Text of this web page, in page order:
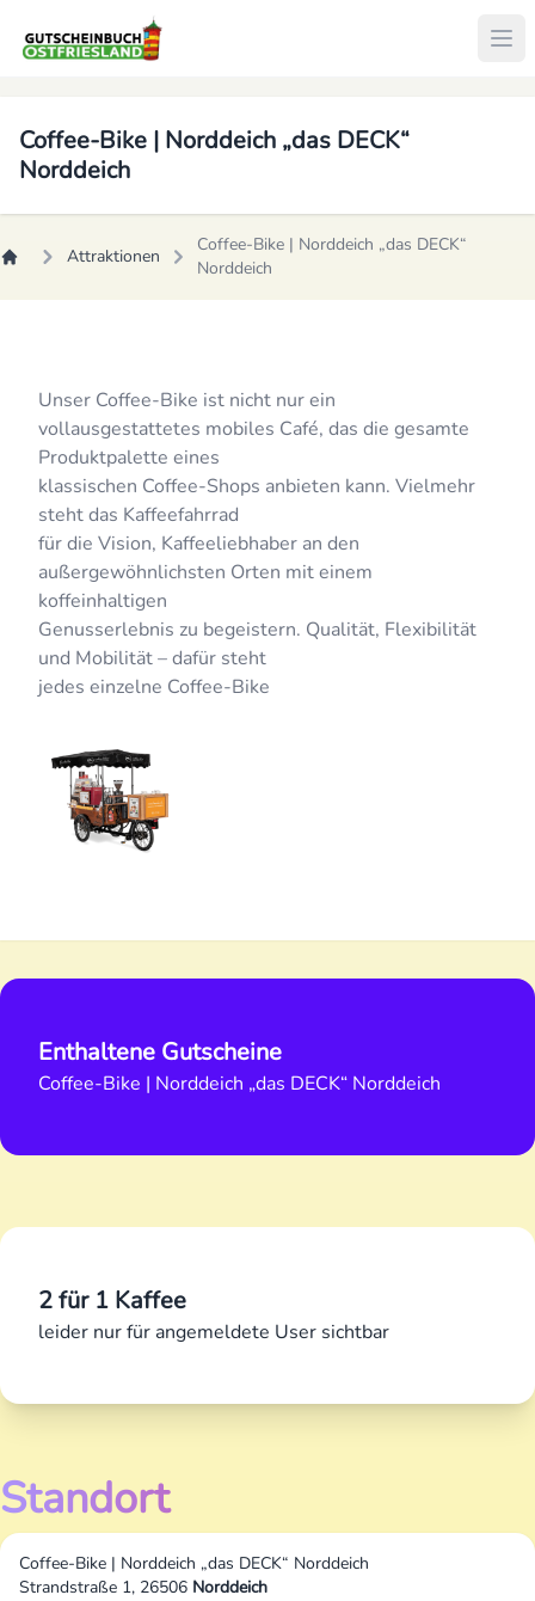
Coffee-Bike | Norddeich „das DECK“
Norddeich
Attraktionen
Coffee-Bike | Norddeich „das DECK“
Norddeich
Unser Coffee-Bike ist nicht nur ein
vollausgestattetes mobiles Café, das die gesamte
Produktpalette eines
klassischen Coffee-Shops anbieten kann. Vielmehr
steht das Kaffeefahrrad
für die Vision, Kaffeeliebhaber an den
außergewöhnlichsten Orten mit einem
koffeinhaltigen
Genusserlebnis zu begeistern. Qualität, Flexibilität
und Mobilität – dafür steht
jedes einzelne Coffee-Bike
Enthaltene Gutscheine
Coffee-Bike | Norddeich „das DECK“ Norddeich
2 für 1 Kaffee
leider nur für angemeldete User sichtbar
Standort
Coffee-Bike | Norddeich „das DECK“ Norddeich
Strandstraße 1, 26506 Norddeich